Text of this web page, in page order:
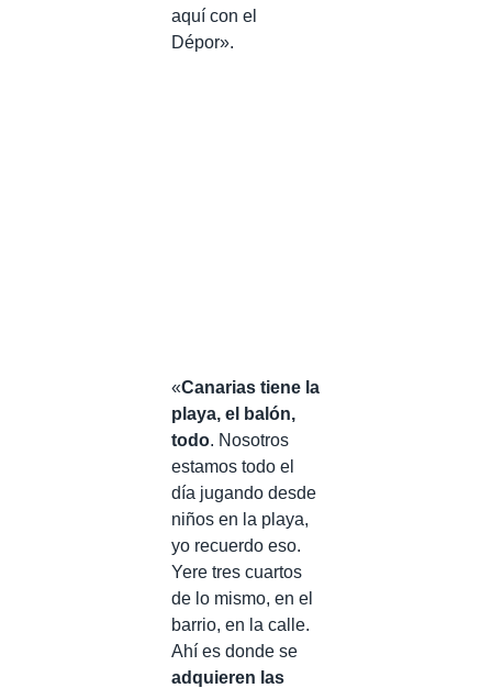
aquí con el
Dépor».
«Canarias tiene la
playa, el balón,
todo. Nosotros
estamos todo el
día jugando desde
niños en la playa,
yo recuerdo eso.
Yere tres cuartos
de lo mismo, en el
barrio, en la calle.
Ahí es donde se
adquieren las